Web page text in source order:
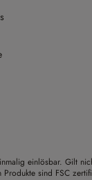
einlösbar. Gilt
sind FSC